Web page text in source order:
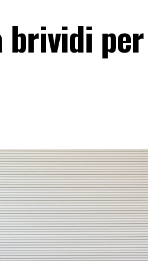
brividi per